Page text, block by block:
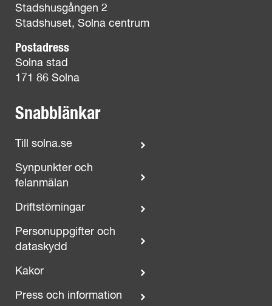
Stadshusgången 2
Stadshuset, Solna centrum
Postadress
Solna stad
171 86 Solna
Snabblänkar
Till solna.se
Synpunkter och
felanmälan
Driftstörningar
Personuppgifter och
dataskydd
Kakor
Press och information